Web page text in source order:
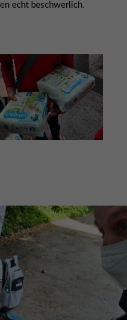
echt beschwerlich.